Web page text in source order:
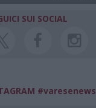
SUI SOCIAL
#varesenews